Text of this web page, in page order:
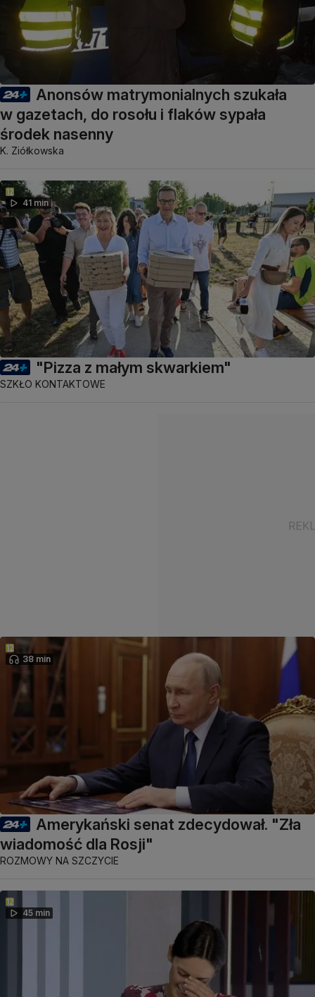
Anonsów matrymonialnych szukała
w gazetach, do rosołu i flaków sypała
środek nasenny
K. Ziółkowska
41 min
"Pizza z małym skwarkiem"
SZKŁO KONTAKTOWE
38 min
Amerykański senat zdecydował. "Zła
wiadomość dla Rosji"
ROZMOWY NA SZCZYCIE
45 min